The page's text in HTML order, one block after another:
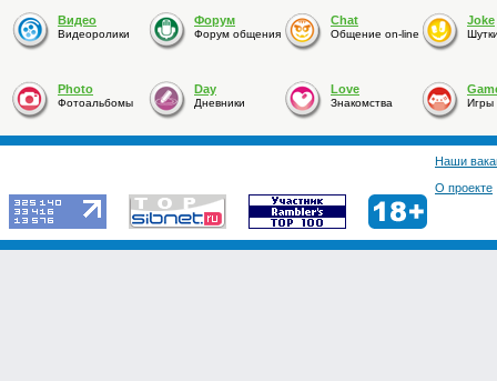
Видео
Видеоролики
Форум
Форум общения
Chat
Общение on-line
Joke
Photo
Фотоальбомы
Day
Дневники
Love
Знакомства Игры
Наши
О проекте